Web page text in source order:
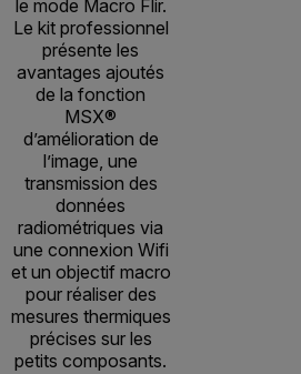
le mode Macro Flir.
Le kit professionnel
présente les
avantages ajoutés
de la fonction
MSX®
d’amélioration de
l’image, une
transmission des
données
radiométriques via
une connexion Wifi
et un objectif macro
pour réaliser des
mesures thermiques
précises sur les
petits composants.